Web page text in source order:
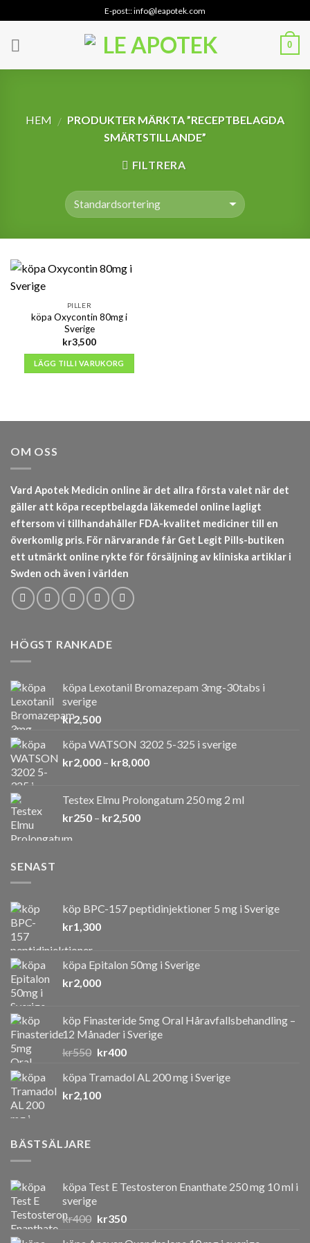
to
content
E-post:: info@leapotek.com
0
HEM / PRODUKTER MÄRKTA ”RECEPTBELAGDA
SMÄRTSTILLANDE”
FILTRERA
PILLER
köpa Oxycontin 80mg i
Sverige
kr3,500
LÄGG TILL I VARUKORG
OM OSS
Vard Apotek Medicin online är det allra första valet när det
gäller att köpa receptbelagda läkemedel online lagligt
eftersom vi tillhandahåller FDA-kvalitet mediciner till en
överkomlig pris. För närvarande får Get Legit Pills-butiken
ett utmärkt online rykte för försäljning av kliniska artiklar i
Swden och även i världen
HÖGST RANKADE
köpa Lexotanil Bromazepam 3mg-30tabs i
sverige
kr2,500
köpa WATSON 3202 5-325 i sverige
kr2,000 – kr8,000Prisintervall:
kr8,000
Testex Elmu Prolongatum 250 mg 2 ml
kr250 – kr2,500Prisintervall:
SENAST
köp BPC-157 peptidinjektioner 5 mg i Sverige
kr1,300
köpa Epitalon 50mg i Sverige
kr2,000
köp Finasteride 5mg Oral Håravfallsbehandling –
12 Månader i Sverige
kr550 Det
priset
var:
kr400Det
priset
köpa Tramadol AL 200 mg i Sverige
kr2,100
BÄSTSÄLJARE
köpa Test E Testosteron Enanthate 250 mg 10 ml i
sverige
kr400 Det
kr350Det